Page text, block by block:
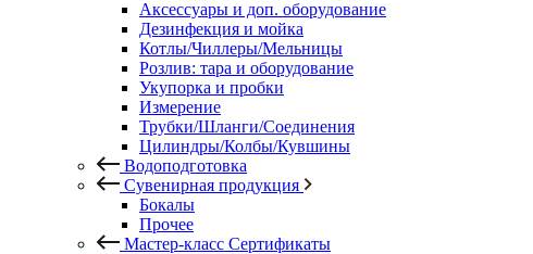
Аксессуары и доп. оборудование
Дезинфекция и мойка
Котлы/Чиллеры/Мельницы
Розлив: тара и оборудование
Укупорка и пробки
Измерение
Трубки/Шланги/Соединения
Цилиндры/Колбы/Кувшины
Водоподготовка
Сувенирная продукция
Бокалы
Прочее
Мастер-класс Сертификаты